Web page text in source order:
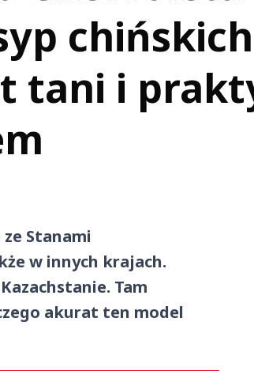
tani i
Stanami
w innych krajach.
Tam
akurat ten model